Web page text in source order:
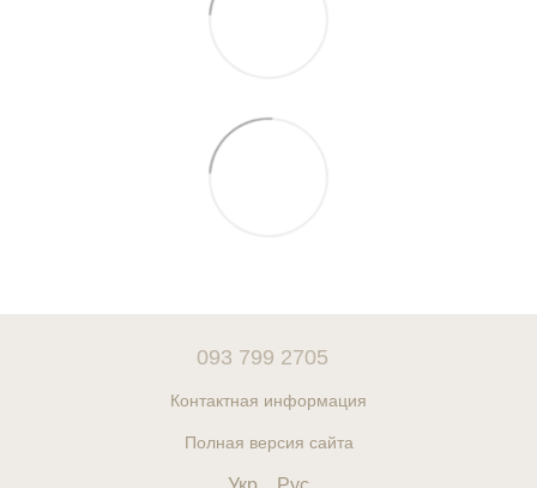
093 799 2705
Контактная информация
Полная версия сайта